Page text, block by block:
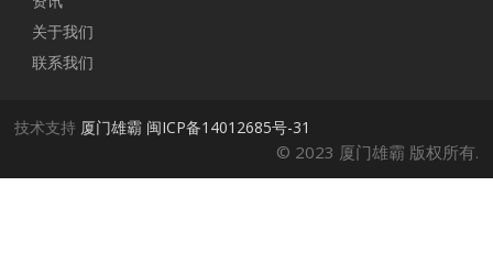
关于我们
联系我们
技术支持 厦门雄霸 闽ICP备14012685号-31
© 2023 厦门雄霸 版权所有.